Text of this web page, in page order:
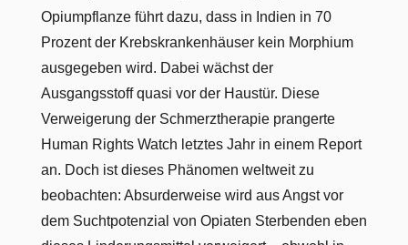
Opiumpflanze führt dazu, dass in Indien in 70
Prozent der Krebskrankenhäuser kein Morphium
ausgegeben wird. Dabei wächst der
Ausgangsstoff quasi vor der Haustür. Diese
Verweigerung der Schmerztherapie prangerte
Human Rights Watch letztes Jahr in einem Report
an. Doch ist dieses Phänomen weltweit zu
beobachten: Absurderweise wird aus Angst vor
dem Suchtpotenzial von Opiaten Sterbenden eben